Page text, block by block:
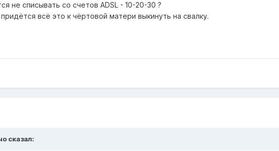
не списывать со счетов ADSL - 10-20-30 ?
всё это к чёртовой матери выкинуть на свалку.
сказал: